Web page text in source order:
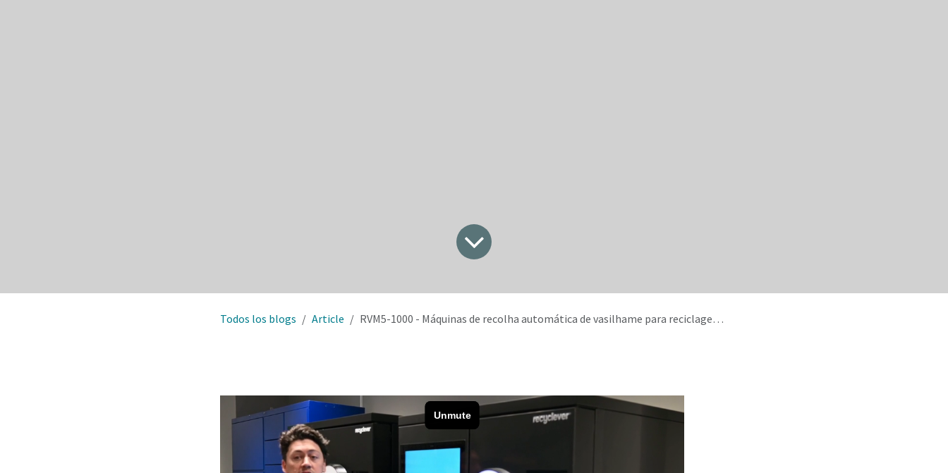
Todos los blogs Article RVM5-1000 - Máquinas de recolha automática de vasilhame para reciclagem de garrafas e latas (RVM)